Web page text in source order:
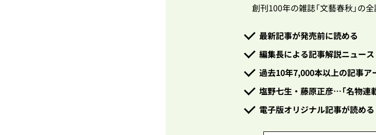
創刊100年の雑誌「文藝春秋」の
最新記事が発売前に読める
編集長による記事解説ニュー
過去10年7,000本以上の記事ア
塩野七生・藤原正彦…「名物連
電子版オリジナル記事が読める